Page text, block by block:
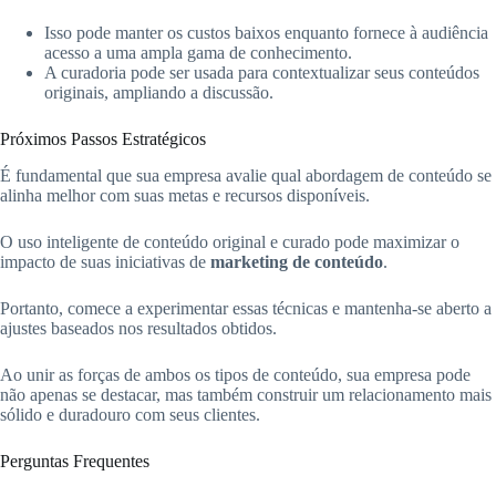
Isso pode manter os custos baixos enquanto fornece à audiência
acesso a uma ampla gama de conhecimento.
A curadoria pode ser usada para contextualizar seus conteúdos
originais, ampliando a discussão.
Próximos Passos Estratégicos
É fundamental que sua empresa avalie qual abordagem de conteúdo se
alinha melhor com suas metas e recursos disponíveis.
O uso inteligente de conteúdo original e curado pode maximizar o
impacto de suas iniciativas de marketing de conteúdo.
Portanto, comece a experimentar essas técnicas e mantenha-se aberto a
ajustes baseados nos resultados obtidos.
Ao unir as forças de ambos os tipos de conteúdo, sua empresa pode
não apenas se destacar, mas também construir um relacionamento mais
sólido e duradouro com seus clientes.
Perguntas Frequentes